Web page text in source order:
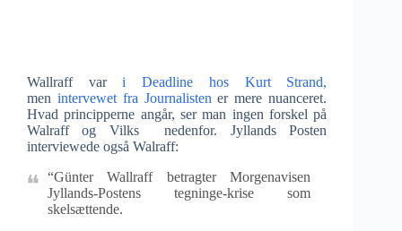
Wallraff vari Deadline hos Kurt Strand,
men intervewet fra Journalisten er mere nuanceret.
Hvad principperne angår, ser man ingen forskel på
Walraff og Vilks nedenfor. Jyllands Posten
interviewede også Walraff:
“Günter Wallraff betragter Morgenavisen
Jyllands-Postens tegninge-krise som
skelsættende.